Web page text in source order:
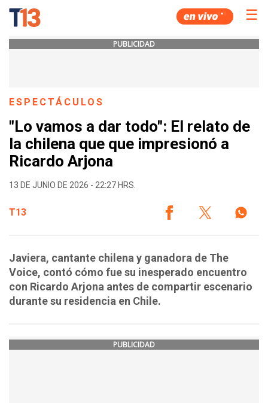
☰
PUBLICIDAD
ESPECTÁCULOS
"Lo vamos a dar todo": El relato de
la chilena que que impresionó a
Ricardo Arjona
13 DE JUNIO DE 2026 - 22:27 HRS.
T13
Javiera, cantante chilena y ganadora de The
Voice, contó cómo fue su inesperado encuentro
con Ricardo Arjona antes de compartir escenario
durante su residencia en Chile.
PUBLICIDAD